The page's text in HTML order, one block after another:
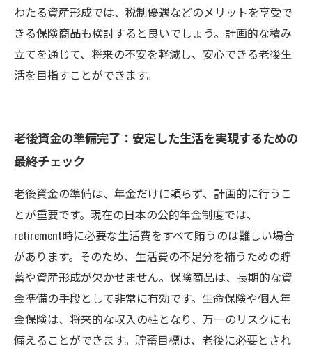
わたる資産形成では、税制優遇などのメリットを享受で
きる保険商品も検討すると良いでしょう。計画的な積み
立てを通じて、将来の不安を軽減し、安心できる老後生
活を目指すことができます。
老後資金の準備完了：安定した生活を実現するための
最終チェック
老後資金の準備は、年金だけに頼らず、計画的に行うこ
とが重要です。現在の日本の公的年金制度では、
retirement時に必要な生活費をすべて賄うのは難しい場合
があります。そのため、生活費の不足分を補うための貯
蓄や資産形成が欠かせません。保険商品は、長期的な資
金準備の手段として非常に有効です。生命保険や個人年
金保険は、将来的な収入の柱となり、万一のリスクにも
備えることができます。貯蓄目標は、老後に必要とされ